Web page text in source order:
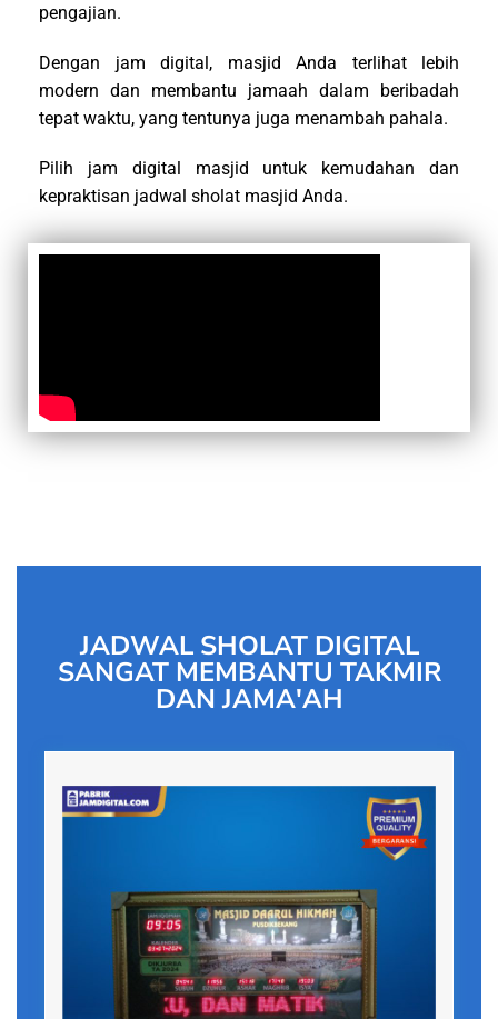
pengajian.
Dengan jam digital, masjid Anda terlihat lebih
modern dan membantu jamaah dalam beribadah
tepat waktu, yang tentunya juga menambah pahala.
Pilih jam digital masjid untuk kemudahan dan
kepraktisan jadwal sholat masjid Anda.
JADWAL SHOLAT DIGITAL
SANGAT MEMBANTU TAKMIR
DAN JAMA'AH